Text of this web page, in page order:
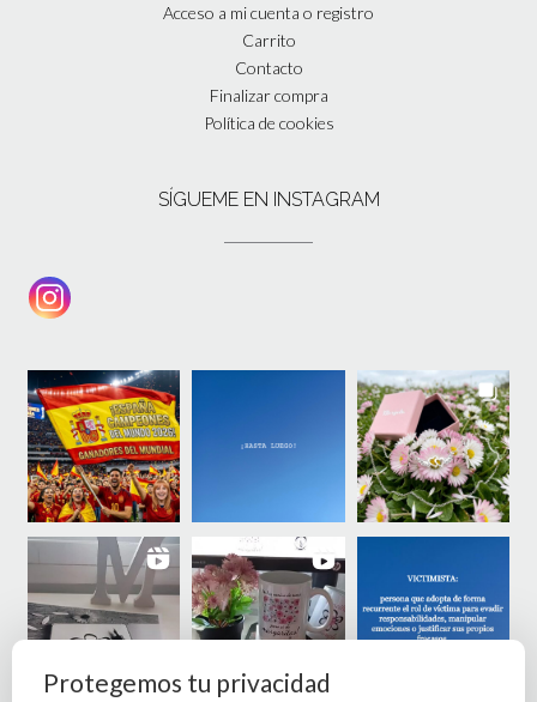
Acceso a mi cuenta o registro
Carrito
Contacto
Finalizar compra
Política de cookies
SÍGUEME EN INSTAGRAM
Protegemos tu privacidad